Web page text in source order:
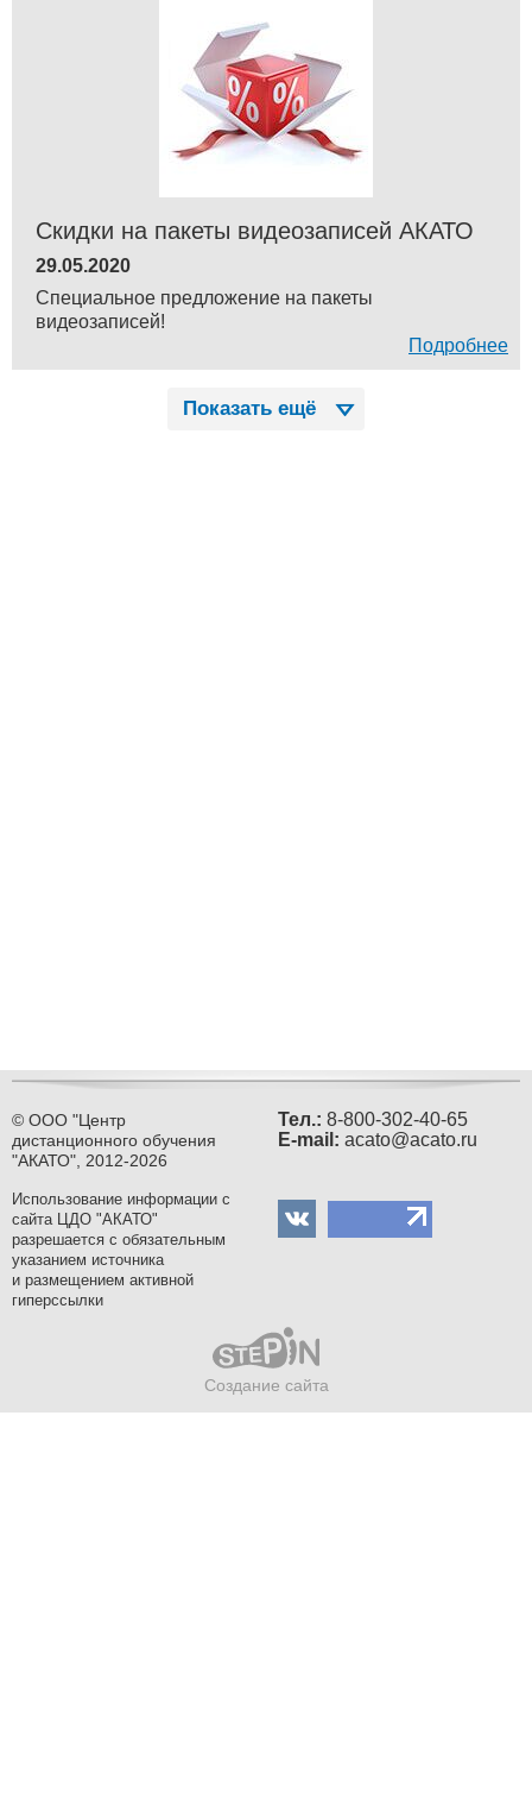
Скидки на пакеты видеозаписей АКАТО
29.05.2020
Специальное предложение на пакеты
видеозаписей!
Подробнее
Показать ещё
© ООО "Центр
дистанционного обучения
"АКАТО", 2012-2026
Тел.: 8-800-302-40-65
Е-mail: acato@acato.ru
Использование информации с
сайта ЦДО "АКАТО"
разрешается с обязательным
указанием источника
и размещением активной
гиперссылки
Создание сайта